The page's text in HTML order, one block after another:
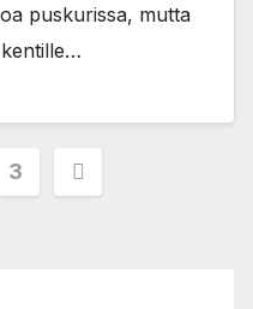
puskurissa, mutta
3